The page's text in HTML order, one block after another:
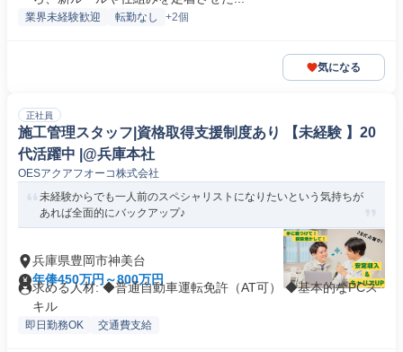
業界未経験歓迎 転勤なし +2個
気になる
正社員
施工管理スタッフ|資格取得支援制度あり 【未経験 】20
代活躍中 |@兵庫本社
OESアクアフオーコ株式会社
未経験からでも一人前のスペシャリストになりたいという気持ちが
あれば全面的にバックアップ♪
兵庫県豊岡市神美台
年俸450万円～800万円
求める人材: ◆普通自動車運転免許（AT可） ◆基本的なPCス
キル
即日勤務OK 交通費支給